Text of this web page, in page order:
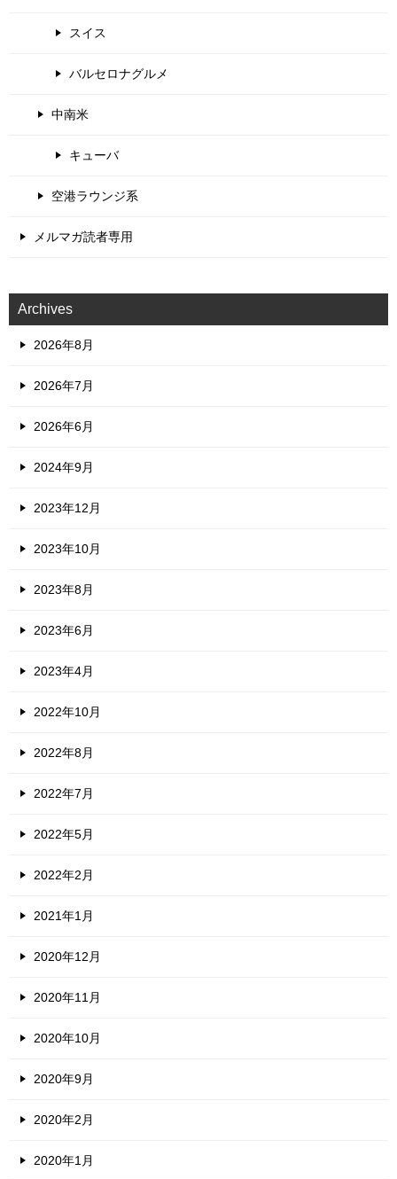
スイス
バルセロナグルメ
中南米
キューバ
空港ラウンジ系
メルマガ読者専用
Archives
2026年8月
2026年7月
2026年6月
2024年9月
2023年12月
2023年10月
2023年8月
2023年6月
2023年4月
2022年10月
2022年8月
2022年7月
2022年5月
2022年2月
2021年1月
2020年12月
2020年11月
2020年10月
2020年9月
2020年2月
2020年1月